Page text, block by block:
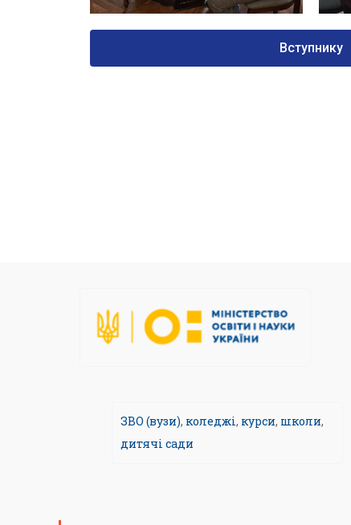
Вступнику
ЗВО (вузи), коледжі, курси, школи,
дитячі сади